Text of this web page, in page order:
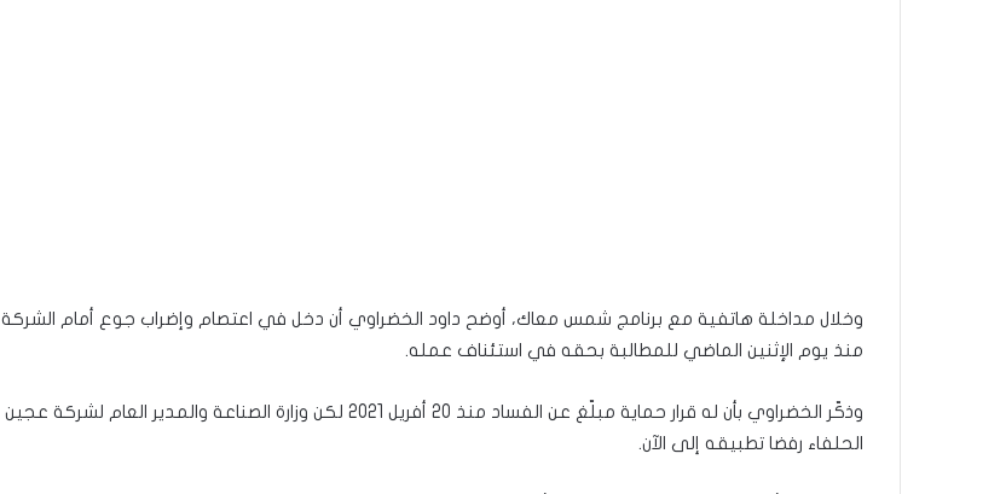
وخلال مداخلة هاتفية مع برنامج شمس معاك، أوضح داود الخضراوي أن دخل في اعتصام وإضراب جوع أمام الشركة
منذ يوم الإثنين الماضي للمطالبة بحقه في استئناف عمله.
وذكّر الخضراوي بأن له قرار حماية مبلّغ عن الفساد منذ 20 أفريل 2021 لكن وزارة الصناعة والمدير العام لشركة عجين
الحلفاء رفضا تطبيقه إلى الآن.